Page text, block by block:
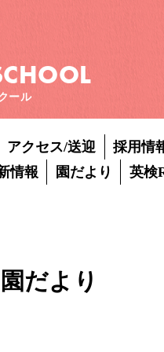
ール
アクセス/送迎 採用情
情報 園だより 英検
園だより